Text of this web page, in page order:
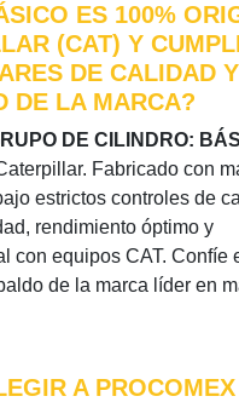
ES 100%
(CAT) Y
DE CALIDAD Y
DE LA MARCA?
DE CILINDRO:
Fabricado con
estrictos controles de
rendimiento óptimo y
con equipos CAT. Confíe
de la marca líder en
A